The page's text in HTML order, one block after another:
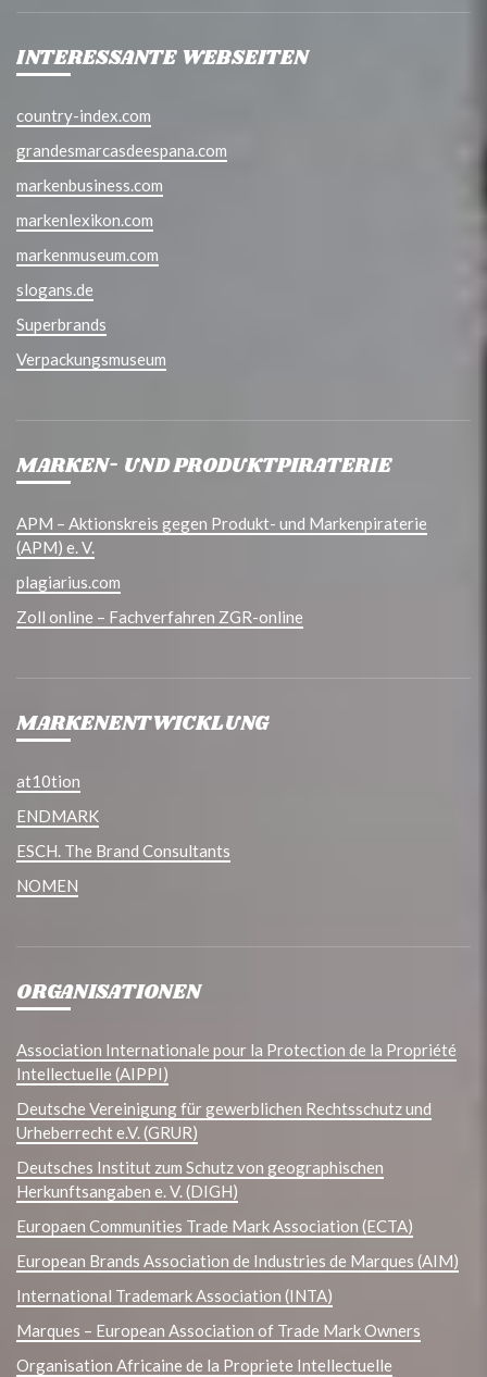
INTERESSANTE WEBSEITEN
country-index.com
grandesmarcasdeespana.com
markenbusiness.com
markenlexikon.com
markenmuseum.com
slogans.de
Superbrands
Verpackungsmuseum
MARKEN- UND PRODUKTPIRATERIE
APM – Aktionskreis gegen Produkt- und Markenpiraterie
(APM) e. V.
plagiarius.com
Zoll online – Fachverfahren ZGR-online
MARKENENTWICKLUNG
at10tion
ENDMARK
ESCH. The Brand Consultants
NOMEN
ORGANISATIONEN
Association Internationale pour la Protection de la Propriété
Intellectuelle (AIPPI)
Deutsche Vereinigung für gewerblichen Rechtsschutz und
Urheberrecht e.V. (GRUR)
Deutsches Institut zum Schutz von geographischen
Herkunftsangaben e. V. (DIGH)
Europaen Communities Trade Mark Association (ECTA)
European Brands Association de Industries de Marques (AIM)
International Trademark Association (INTA)
Marques – European Association of Trade Mark Owners
Organisation Africaine de la Propriete Intellectuelle